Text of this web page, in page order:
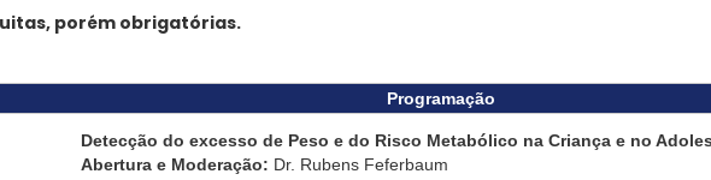
porém obrigatórias.
Programação
Detecção do excesso de Peso e do Risco Metabólico na Criança e no
Abertura e Moderação: Dr. Rubens Feferbaum